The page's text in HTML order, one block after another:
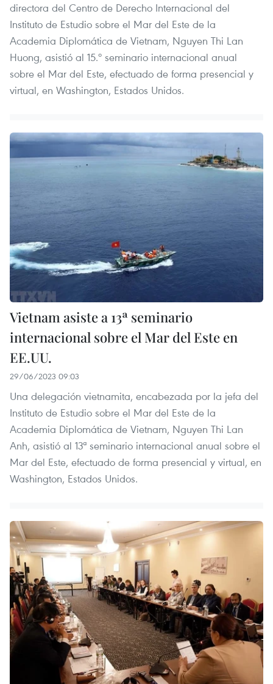
directora del Centro de Derecho Internacional del
Instituto de Estudio sobre el Mar del Este de la
Academia Diplomática de Vietnam, Nguyen Thi Lan
Huong, asistió al 15.º seminario internacional anual
sobre el Mar del Este, efectuado de forma presencial y
virtual, en Washington, Estados Unidos.
Vietnam asiste a 13ª seminario
internacional sobre el Mar del Este en
EE.UU.
29/06/2023 09:03
Una delegación vietnamita, encabezada por la jefa del
Instituto de Estudio sobre el Mar del Este de la
Academia Diplomática de Vietnam, Nguyen Thi Lan
Anh, asistió al 13ª seminario internacional anual sobre el
Mar del Este, efectuado de forma presencial y virtual, en
Washington, Estados Unidos.